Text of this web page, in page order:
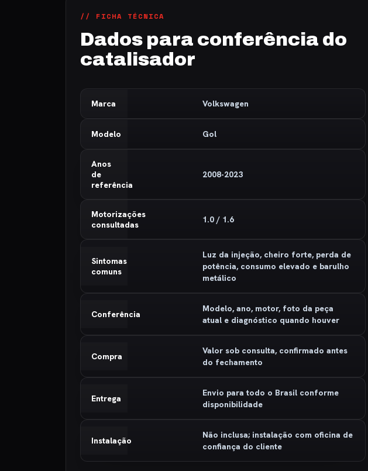
// FICHA TÉCNICA
Dados para conferência do
catalisador
Marca Volkswagen
Modelo Gol
Anos
de
referência
2008-2023
Motorizações
consultadas
1.0 / 1.6
Sintomas
comuns
Luz da injeção, cheiro forte, perda de
potência, consumo elevado e barulho
metálico
Conferência
Modelo, ano, motor, foto da peça
atual e diagnóstico quando houver
Compra
Valor sob consulta, confirmado antes
do fechamento
Entrega
Envio para todo o Brasil conforme
disponibilidade
Instalação
Não inclusa; instalação com oficina de
confiança do cliente